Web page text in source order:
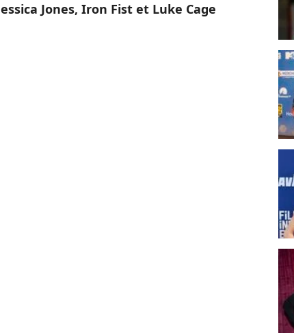
Jones, Iron Fist et Luke Cage